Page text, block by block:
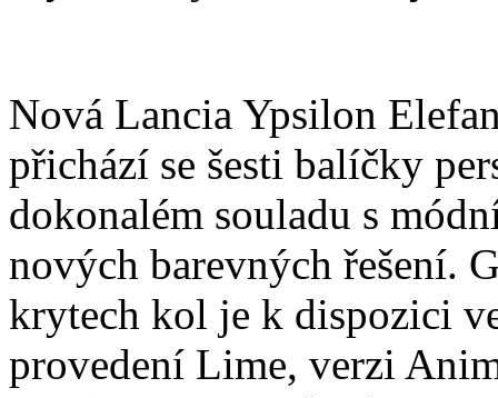
Nová Lancia Ypsilon
přichází se šesti balíčky
dokonalém souladu s
nových barevných řešení.
krytech kol je k dispozici
provedení Lime, verzi